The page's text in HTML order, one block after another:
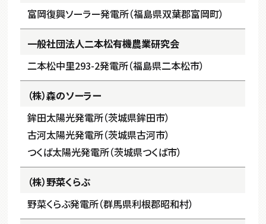
富岡復興ソーラー発電所（福島県双葉郡富岡町）
一般社団法人二本松有機農業研究会
二本松中里293-2発電所（福島県二本松市）
（株）森のソーラー
鉾田太陽光発電所（茨城県鉾田市）
古河太陽光発電所（茨城県古河市）
つくば太陽光発電所（茨城県つくば市）
（株）野菜くらぶ
野菜くらぶ発電所（群馬県利根郡昭和村）